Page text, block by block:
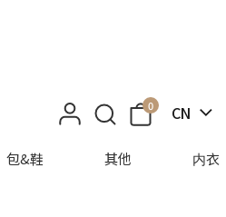
0 CN
包&鞋 其他 内衣